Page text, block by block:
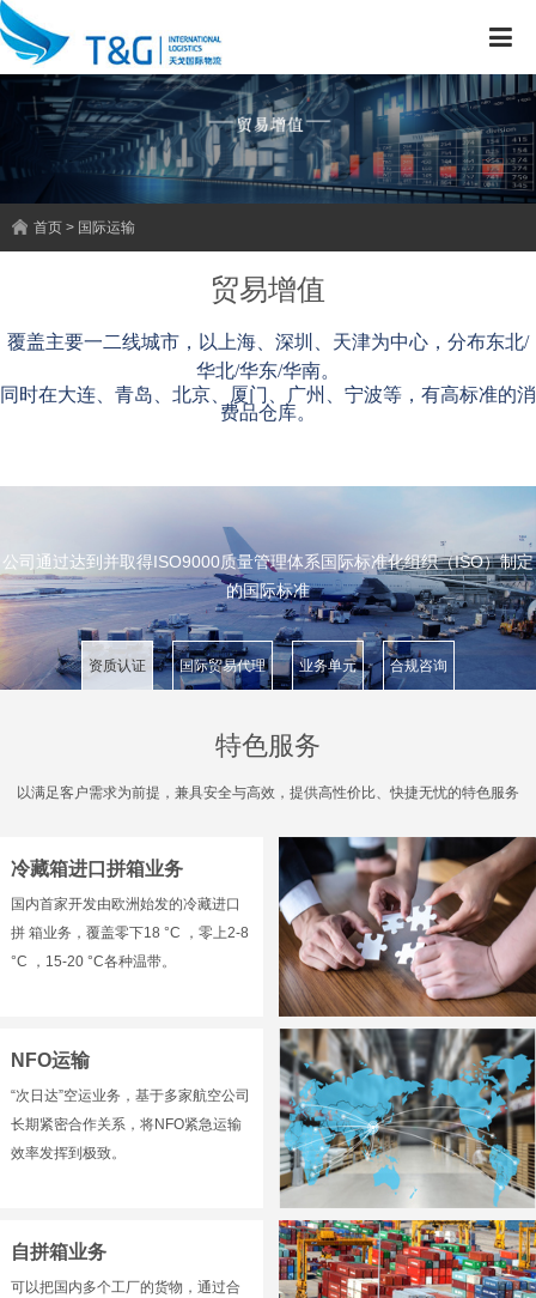
首页 > 国际运输
贸易增值
覆盖主要一二线城市，以上海、深圳、天津为中心，分布东北/
华北/华东/华南。
同时在大连、青岛、北京、厦门、广州、宁波等，有高标准的消
费品仓库。
公司通过达到并取得ISO9000质量管理体系国际标准化组织（ISO）制定
的国际标准
资质认证 国际贸易代理 业务单元 合规咨询
特色服务
以满足客户需求为前提，兼具安全与高效，提供高性价比、快捷无忧的特色服务
冷藏箱进口拼箱业务
国内首家开发由欧洲始发的冷藏进口
拼 箱业务，覆盖零下18 °C ，零上2-8
°C ，15-20 °C各种温带。
NFO运输
“次日达”空运业务，基于多家航空公司
长期紧密合作关系，将NFO紧急运输
效率发挥到极致。
自拼箱业务
可以把国内多个工厂的货物，通过合